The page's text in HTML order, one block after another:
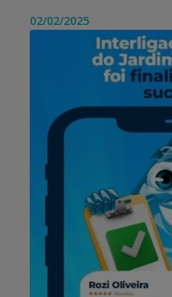
02/02/2025